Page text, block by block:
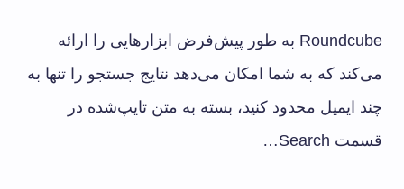
Roundcube به طور پیش‌فرض ابزارهایی را ارائه
می‌کند که به شما امکان می‌دهد نتایج جستجو را تنها به
چند ایمیل محدود کنید، بسته به متن تایپ‌شده در
قسمت Search…